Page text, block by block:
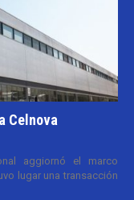
Celnova
aggiornó el marco
lugar una transacción